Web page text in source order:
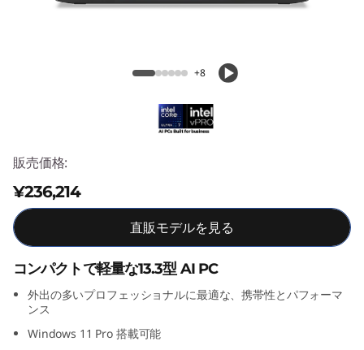
型
e
+8
販売価格:
¥236,214
直販モデルを見る
コンパクトで軽量な13.3型 AI PC
外出の多いプロフェッショナルに最適な、携帯性とパフォーマ
ンス
Windows 11 Pro 搭載可能